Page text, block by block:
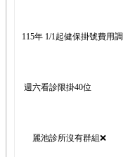
115年 1/1起健保掛號費用
週六看診限掛40位
麗池診所沒有群組❌